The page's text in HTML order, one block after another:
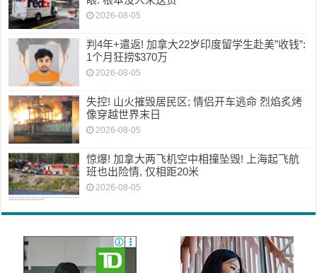
2026-08-05
判4年+遣返! 加拿大22岁印度留学生赴美”收钱”:
1个月狂捞$370万
2026-08-05
失控! 山火摧毁居民区; 情侣开车逃命 烈焰炙烤
像穿越世界末日
2026-08-05
惊爆! 加拿大两飞机空中相撞坠毁! 上海起飞航
班也出险情, 仅相距20米
2026-08-05